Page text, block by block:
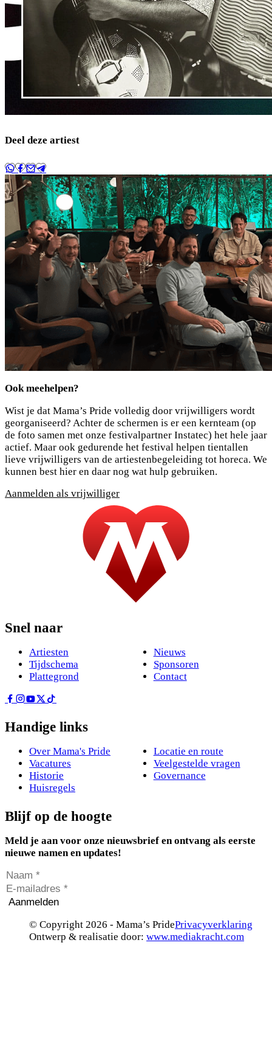
Deel deze artiest
Ook meehelpen?
Wist je dat Mama’s Pride volledig door vrijwilligers wordt
georganiseerd? Achter de schermen is er een kernteam (op
de foto samen met onze festivalpartner Instatec) het hele jaar
actief. Maar ook gedurende het festival helpen tientallen
lieve vrijwilligers van de artiestenbegeleiding tot horeca. We
kunnen best hier en daar nog wat hulp gebruiken.
Aanmelden als vrijwilliger
Snel naar
Artiesten
Tijdschema
Plattegrond
Nieuws
Sponsoren
Contact
Handige links
Over Mama's Pride
Vacatures
Historie
Huisregels
Locatie en route
Veelgestelde vragen
Governance
Blijf op de hoogte
Meld je aan voor onze nieuwsbrief en ontvang als eerste
nieuwe namen en updates!
Aanmelden
© Copyright 2026 - Mama’s PridePrivacyverklaring
Ontwerp & realisatie door: www.mediakracht.com